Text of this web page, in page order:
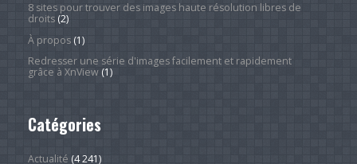
8 sites pour trouver des images haute résolution libres de
droits(2)
À propos(1)
Redresser une série d'images facilement et rapidement
grâce à XnView(1)
Catégories
Actualité (4 241)